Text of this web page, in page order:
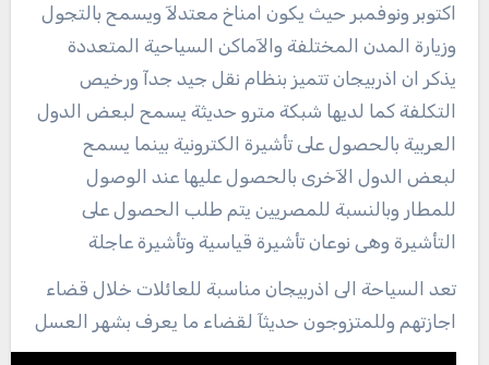
اكتوبر ونوفمبر حيث يكون امناخ معتدلآ ويسمح بالتجول
وزيارة المدن المختلفة والآماكن السياحية المتعددة
يذكر ان اذربيجان تتميز بنظام نقل جيد جدآ ورخيص
التكلفة كما لديها شبكة مترو حديثة يسمح لبعض الدول
العربية بالحصول على تأشيرة الكترونية بينما يسمح
لبعض الدول الآخرى بالحصول عليها عند الوصول
للمطار وبالنسبة للمصريين يتم طلب الحصول على
التأشيرة وهى نوعان تأشيرة قياسية وتأشيرة عاجلة
تعد السياحة الى اذربيجان مناسبة للعائلات خلال قضاء
اجازتهم وللمتزوجون حديثآ لقضاء ما يعرف بشهر العسل